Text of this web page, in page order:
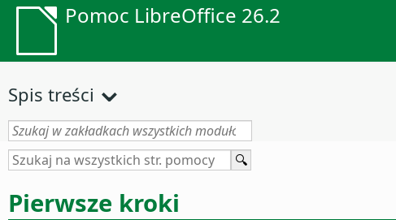
Pomoc LibreOffice 26.2
Spis treści
Pierwsze kroki